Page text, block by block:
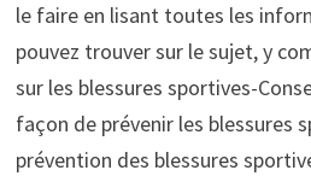
le faire en lisant toutes les
pouvez trouver sur le sujet, y
sur les blessures sportives-
façon de prévenir les blessures
prévention des blessures